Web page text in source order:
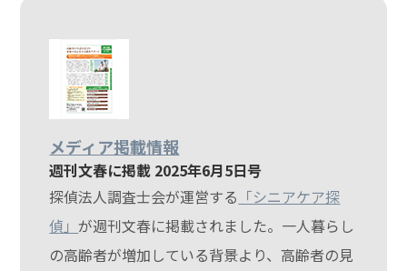
メディア掲載情報
週刊文春に掲載 2025年6月5日号
探偵法人調査士会が運営する 「シニアケア探
偵」が週刊文春に掲載されました。一人暮らし
の高齢者が増加している背景より、高齢者の見